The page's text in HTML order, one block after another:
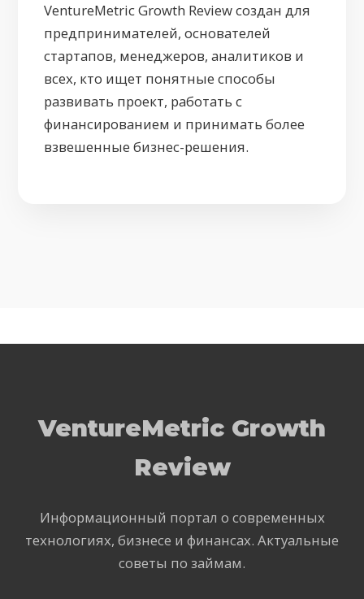
VentureMetric Growth Review создан для
предпринимателей, основателей
стартапов, менеджеров, аналитиков и
всех, кто ищет понятные способы
развивать проект, работать с
финансированием и принимать более
взвешенные бизнес-решения.
VentureMetric Growth
Review
Информационный портал о современных
технологиях, бизнесе и финансах. Актуальные
советы по займам.